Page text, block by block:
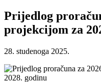
Prijedlog
projekcijom za
28. studenoga 2025.